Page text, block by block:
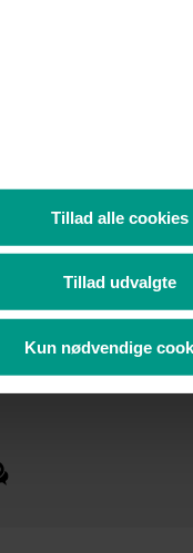
Tillad alle cookies
Tillad udvalgte
Kun nødvendige
14.07.2026
Nordiccraft &